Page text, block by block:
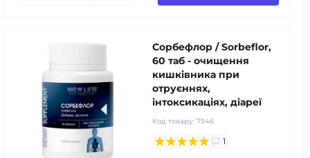
Сорбефлор / Sorbeflor,
60 таб - очищення
кишківника при
отруєннях,
інтоксикаціях, діареї
Код товару: 7546
1